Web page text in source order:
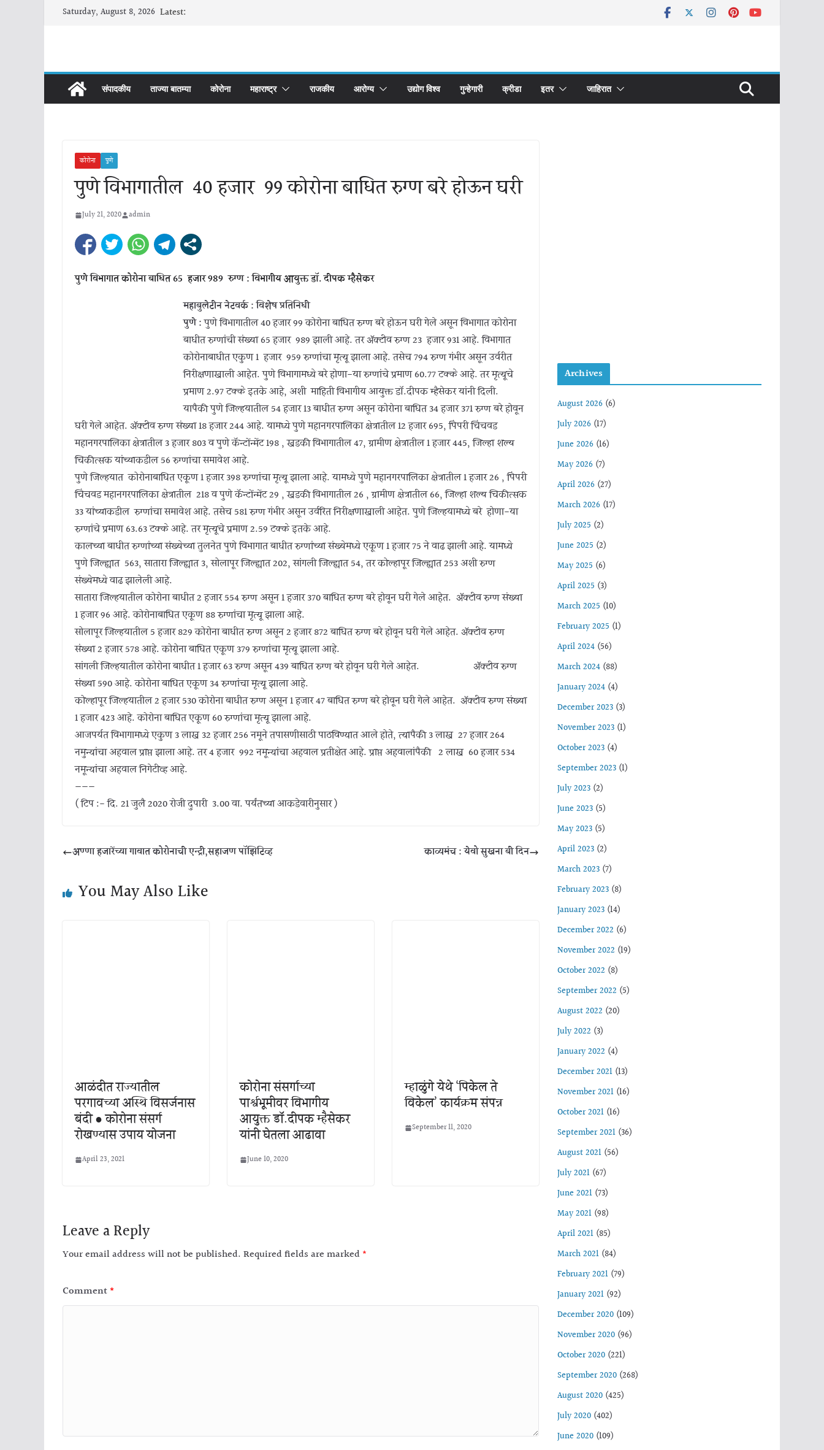
Saturday, August 8, 2026 Latest:
संपादकीय ताज्या बातम्या कोरोना महाराष्ट्र राजकीय आरोग्य उद्योग विश्व गुन्हेगारी क्रीडा इतर जाहिरात
कोरोना पुणे
पुणे विभागातील 40 हजार 99 कोरोना बाधित रुग्ण बरे होऊन घरी
July 21, 2020 admin
पुणे विभागात कोरोना बाधित 65 हजार 989 रुग्ण : विभागीय आयुक्त डॉ. दीपक म्हैसेकर
महाबुलेटीन नेटवर्क : विशेष प्रतिनिधी
पुणे :पुणे विभागातील 40 हजार 99 कोरोना बाधित रुग्ण बरे होऊन घरी गेले असून विभागात कोरोना
बाधीत रुग्णांची संख्या 65 हजार 989 झाली आहे. तर ॲक्टीव रुग्ण 23 हजार 931 आहे. विभागात
कोरोनाबाधीत एकुण 1 हजार 959 रुग्णांचा मृत्यू झाला आहे. तसेच 794 रुग्ण गंभीर असून उर्वरीत
निरीक्षणाखाली आहेत. पुणे विभागामध्ये बरे होणा-या रुग्णांचे प्रमाण 60.77 टक्के आहे. तर मृत्यूचे
प्रमाण 2.97 टक्के इतके आहे, अशी माहिती विभागीय आयुक्त डॉ.दीपक म्हैसेकर यांनी दिली.
यापैकी पुणे जिल्हयातील 54 हजार 13 बाधीत रुग्ण असून कोरोना बाधित 34 हजार 371 रुग्ण बरे होवून
घरी गेले आहेत. ॲक्टीव रुग्ण संख्या 18 हजार 244 आहे. यामध्ये पुणे महानगरपालिका क्षेत्रातील 12 हजार 695, पिंपरी चिंचवड
महानगरपालिका क्षेत्रातील 3 हजार 803 व पुणे कॅन्टोंन्मेंट 198 , खडकी विभागातील 47, ग्रामीण क्षेत्रातील 1 हजार 445, जिल्हा शल्य
चिकीत्सक यांच्याकडील 56 रुग्णांचा समावेश आहे.
पुणे जिल्हयात कोरोनाबाधित एकूण 1 हजार 398 रुग्णांचा मृत्यू झाला आहे. यामध्ये पुणे महानगरपालिका क्षेत्रातील 1 हजार 26 , पिंपरी
चिंचवड महानगरपालिका क्षेत्रातील 218 व पुणे कॅन्टोंन्मेंट 29 , खडकी विभागातील 26 , ग्रामीण क्षेत्रातील 66, जिल्हा शल्य चिकीत्सक
33 यांच्याकडील रुग्णांचा समावेश आहे. तसेच 581 रुग्ण गंभीर असून उर्वरित निरीक्षणाखाली आहेत. पुणे जिल्हयामध्ये बरे होणा-या
रुग्णांचे प्रमाण 63.63 टक्के आहे. तर मृत्यूचे प्रमाण 2.59 टक्के इतके आहे.
कालच्या बाधीत रुग्णांच्या संख्येच्या तुलनेत पुणे विभागात बाधीत रुग्णांच्या संख्येमध्ये एकूण 1 हजार 75 ने वाढ झाली आहे. यामध्ये
पुणे जिल्ह्यात 563, सातारा जिल्ह्यात 3, सोलापूर जिल्ह्यात 202, सांगली जिल्ह्यात 54, तर कोल्हापूर जिल्ह्यात 253 अशी रुग्ण
संख्येमध्ये वाढ झालेली आहे.
सातारा जिल्हयातील कोरोना बाधीत 2 हजार 554 रुग्ण असून 1 हजार 370 बाधित रुग्ण बरे होवून घरी गेले आहेत. ॲक्टीव रुग्ण संख्या
1 हजार 96 आहे. कोरोनाबाधित एकूण 88 रुग्णांचा मृत्यू झाला आहे.
सोलापूर जिल्हयातील 5 हजार 829 कोरोना बाधीत रुग्ण असून 2 हजार 872 बाधित रुग्ण बरे होवून घरी गेले आहेत. ॲक्टीव रुग्ण
संख्या 2 हजार 578 आहे. कोरोना बाधित एकूण 379 रुग्णांचा मृत्यू झाला आहे.
सांगली जिल्हयातील कोरोना बाधीत 1 हजार 63 रुग्ण असून 439 बाधित रुग्ण बरे होवून घरी गेले आहेत. ॲक्टीव रुग्ण
संख्या 590 आहे. कोरोना बाधित एकूण 34 रुग्णांचा मृत्यू झाला आहे.
कोल्हापूर जिल्हयातील 2 हजार 530 कोरोना बाधीत रुग्ण असून 1 हजार 47 बाधित रुग्ण बरे होवून घरी गेले आहेत. ॲक्टीव रुग्ण संख्या
1 हजार 423 आहे. कोरोना बाधित एकूण 60 रुग्णांचा मृत्यू झाला आहे.
आजपर्यत विभागामध्ये एकुण 3 लाख 32 हजार 256 नमूने तपासणीसाठी पाठविण्यात आले होते, त्यापैकी 3 लाख 27 हजार 264
नमुन्यांचा अहवाल प्राप्त झाला आहे. तर 4 हजार 992 नमून्यांचा अहवाल प्रतीक्षेत आहे. प्राप्त अहवालांपैकी 2 लाख 60 हजार 534
नमून्यांचा अहवाल निगेटीव्ह आहे.
———
( टिप :- दि. 21 जुलै 2020 रोजी दुपारी 3.00 वा. पर्यंतच्या आकडेवारीनुसार )
अण्णा हजारेंच्या गावात कोरोनाची एन्ट्री,सहाजण पॉझिटिव्ह काव्यमंच : येवो सुखना बी दिन
You May Also Like
आळंदीत राज्यातील
परगावच्या अस्थि विसर्जनास
बंदी ● कोरोना संसर्ग
रोखण्यास उपाय योजना
April 23, 2021
कोरोना संसर्गाच्या
पार्श्वभूमीवर विभागीय
आयुक्त डॉ.दीपक म्हैसेकर
यांनी घेतला आढावा
June 10, 2020
म्हाळुंगे येथे ‘पिकेल ते
विकेल’ कार्यक्रम संपन्न
September 11, 2020
Leave a Reply
Your email address will not be published. Required fields are marked *
Comment *
Archives
August 2026 (6)
July 2026 (17)
June 2026 (16)
May 2026 (7)
April 2026 (27)
March 2026 (17)
July 2025 (2)
June 2025 (2)
May 2025 (6)
April 2025 (3)
March 2025 (10)
February 2025 (1)
April 2024 (56)
March 2024 (88)
January 2024 (4)
December 2023 (3)
November 2023 (1)
October 2023 (4)
September 2023 (1)
July 2023 (2)
June 2023 (5)
May 2023 (5)
April 2023 (2)
March 2023 (7)
February 2023 (8)
January 2023 (14)
December 2022 (6)
November 2022 (19)
October 2022 (8)
September 2022 (5)
August 2022 (20)
July 2022 (3)
January 2022 (4)
December 2021 (13)
November 2021 (16)
October 2021 (16)
September 2021 (36)
August 2021 (56)
July 2021 (67)
June 2021 (73)
May 2021 (98)
April 2021 (85)
March 2021 (84)
February 2021 (79)
January 2021 (92)
December 2020 (109)
November 2020 (96)
October 2020 (221)
September 2020 (268)
August 2020 (425)
July 2020 (402)
June 2020 (109)